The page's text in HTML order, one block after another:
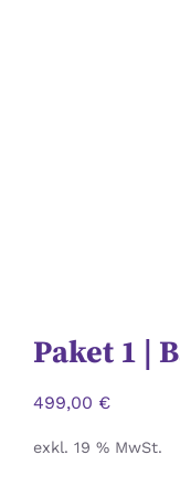
Paket 1 |
499,00 €
exkl. 19 % MwSt.